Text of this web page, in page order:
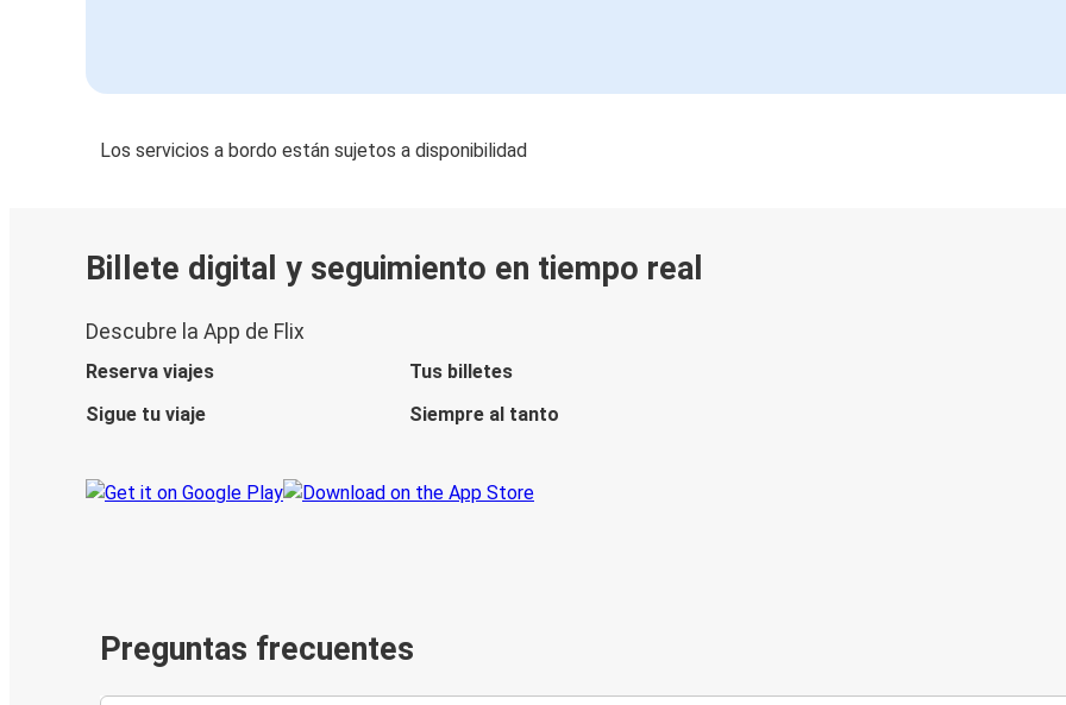
Los servicios a bordo están sujetos a disponibilidad
Billete digital y seguimiento en tiempo real
Descubre la App de Flix
Reserva viajes
Tus billetes
Sigue tu viaje
Siempre al tanto
Preguntas frecuentes